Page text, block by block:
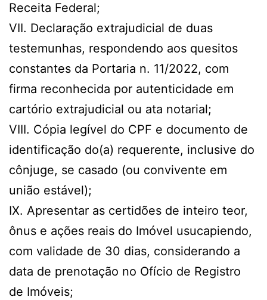
Receita Federal;
VII. Declaração extrajudicial de duas
testemunhas, respondendo aos quesitos
constantes da Portaria n. 11/2022, com
firma reconhecida por autenticidade em
cartório extrajudicial ou ata notarial;
VIII. Cópia legível do CPF e documento de
identificação do(a) requerente, inclusive do
cônjuge, se casado (ou convivente em
união estável);
IX. Apresentar as certidões de inteiro teor,
ônus e ações reais do Imóvel usucapiendo,
com validade de 30 dias, considerando a
data de prenotação no Ofício de Registro
de Imóveis;